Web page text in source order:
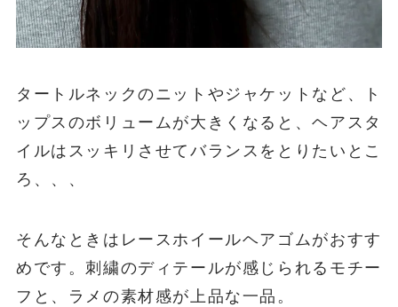
タートルネックのニットやジャケットなど、ト
ップスのボリュームが大きくなると、ヘアスタ
イルはスッキリさせてバランスをとりたいとこ
ろ、、、
そんなときはレースホイールヘアゴムがおすす
めです。刺繍のディテールが感じられるモチー
フと、ラメの素材感が上品な一品。